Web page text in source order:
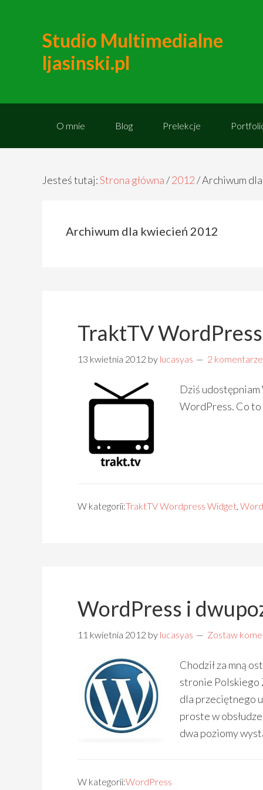
Studio Multimedialne
ljasinski.pl
O mnie Blog Prelekcje
Jesteś tutaj:Strona główna/2012/Archiwum
Archiwum dla kwiecień 2012
TraktTV
13 kwietnia 2012 by lucasyas 2 komentarze
Dziś
WordPress. Co to
W kategorii:TraktTV Wordpress Widget,
WordPress i
11 kwietnia 2012 by lucasyas Zostaw
Chodził za mną
stronie Polskiego
dla przeciętnego
proste w
dwa poziomy
W kategorii:WordPress